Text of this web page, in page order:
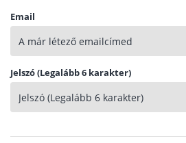
Email
Jelszó (Legalább 6 karakter)